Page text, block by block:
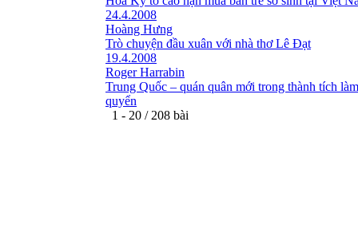
24.4.2008
Hoàng Hưng
Trò chuyện đầu xuân với nhà thơ Lê Đạt
19.4.2008
Roger Harrabin
Trung Quốc – quán quân mới trong thành tích
quyển
1 - 20 / 208 bài